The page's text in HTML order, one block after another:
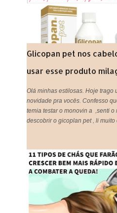
Glicopan pet nos
usar esse produto
Olá minhas estilosas. Hoje trago
novidade pra vocês. Confesso
temia testar o monovin a ,senti o
descobrir o gicoplan pet , li muito
que muitos humanos por ai, os
exemplo, são doces e amáveis,
companheiros. Voltando ao
pet, há alguns blogs que
recomendam, respeito a opinião
porém hoje estarei postando a
que fique claro que este produto